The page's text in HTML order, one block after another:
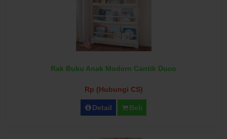
Rak Buku Anak Modern Cantik Duco
Rp (Hubungi CS)
Detail Beli